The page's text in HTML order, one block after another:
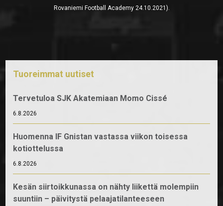
Rovaniemi Football Academy 24.10.2021).
Tuoreimmat uutiset
Tervetuloa SJK Akatemiaan Momo Cissé
6.8.2026
Huomenna IF Gnistan vastassa viikon toisessa
kotiottelussa
6.8.2026
Kesän siirtoikkunassa on nähty liikettä molempiin
suuntiin – päivitystä pelaajatilanteeseen